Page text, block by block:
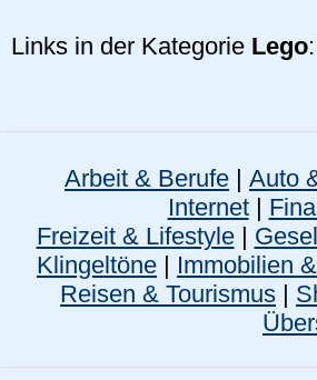
Links in der Kategorie Lego
Arbeit & Berufe | Auto
Internet|
Freizeit & Lifestyle|
Klingeltöne | Immobilien
Reisen & Tourismus |